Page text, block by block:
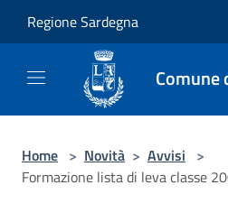
Regione Sardegna
Comune
Home > Novità > Avvisi >
Formazione lista di leva classe